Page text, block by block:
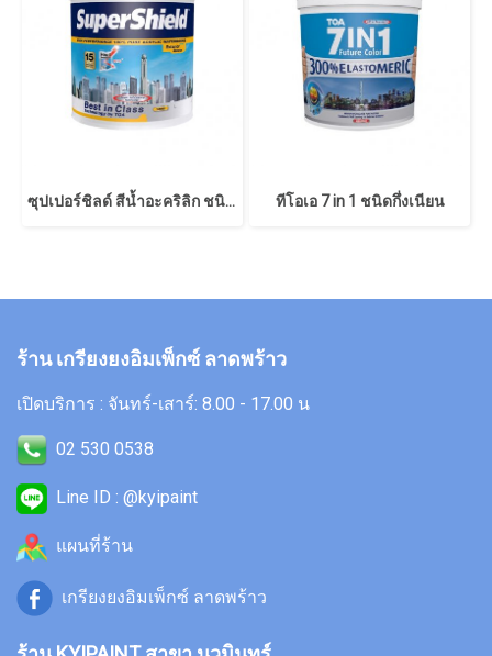
ซุปเปอร์ชิลด์ สีน้ำอะคริลิก ชนิดเนียน ทีโอเอ 7 in 1 ชนิดกึ่งเนียน
ร้าน เกรียงยงอิมเพ็กซ์ ลาดพร้าว
เปิดบริการ : จันทร์-เสาร์: 8.00 - 17.00 น
02 530 0538
Line ID : @kyipaint
แผนที่ร้าน
เกรียงยงอิมเพ็กซ์ ลาดพร้าว